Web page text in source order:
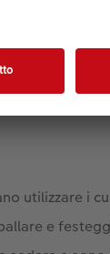
utilizzare i
e